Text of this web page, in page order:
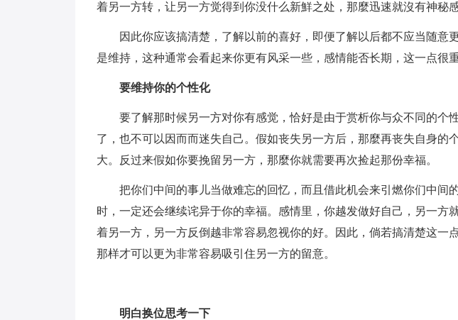
着另一方转，让另一方觉得到你没什么新鮮之处，那麼迅速就沒有神秘感
因此你应该搞清楚，了解以前的喜好，即便了解以后都不应当随意
是维持，这种通常会看起来你更有风采一些，感情能否长期，这一点很重
要维持你的个性化
要了解那时候另一方对你有感觉，恰好是由于赏析你与众不同的个
了，也不可以因而而迷失自己。假如丧失另一方后，那麼再丧失自身的
大。反过来假如你要挽留另一方，那麼你就需要再次捡起那份幸福。
把你们中间的事儿当做难忘的回忆，而且借此机会来引燃你们中间
时，一定还会继续诧异于你的幸福。感情里，你越发做好自己，另一方
着另一方，另一方反倒越非常容易忽视你的好。因此，倘若搞清楚这一
那样才可以更为非常容易吸引住另一方的留意。
明白换位思考一下